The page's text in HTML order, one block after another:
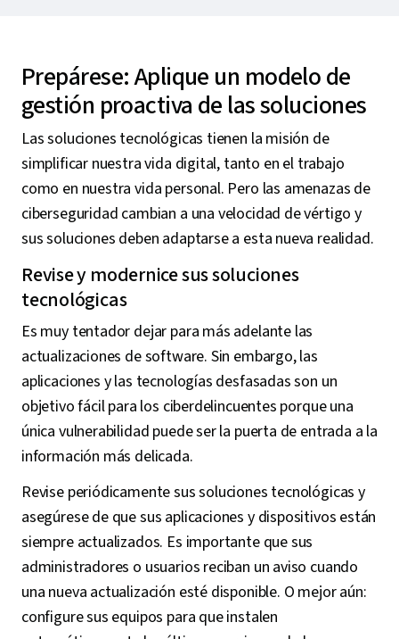
Prepárese: Aplique un modelo de
gestión proactiva de las soluciones
Las soluciones tecnológicas tienen la misión de
simplificar nuestra vida digital, tanto en el trabajo
como en nuestra vida personal. Pero las amenazas de
ciberseguridad cambian a una velocidad de vértigo y
sus soluciones deben adaptarse a esta nueva realidad.
Revise y modernice sus soluciones
tecnológicas
Es muy tentador dejar para más adelante las
actualizaciones de software. Sin embargo, las
aplicaciones y las tecnologías desfasadas son un
objetivo fácil para los ciberdelincuentes porque una
única vulnerabilidad puede ser la puerta de entrada a la
información más delicada.
Revise periódicamente sus soluciones tecnológicas y
asegúrese de que sus aplicaciones y dispositivos están
siempre actualizados. Es importante que sus
administradores o usuarios reciban un aviso cuando
una nueva actualización esté disponible. O mejor aún:
configure sus equipos para que instalen